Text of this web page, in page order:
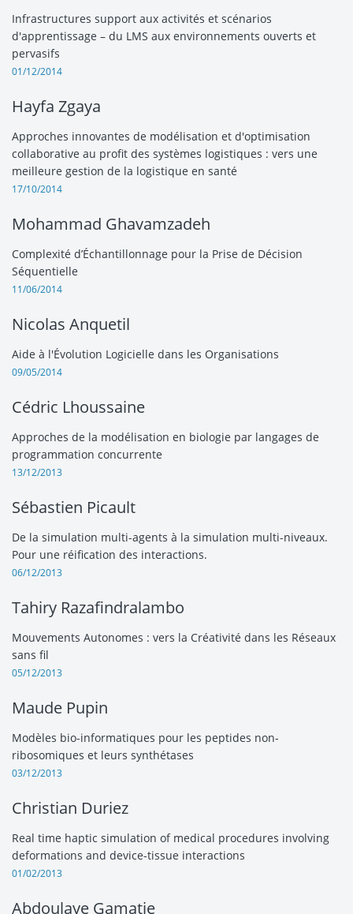
Infrastructures support aux activités et scénarios
d'apprentissage – du LMS aux environnements ouverts et
pervasifs
01/12/2014
Hayfa Zgaya
Approches innovantes de modélisation et d'optimisation
collaborative au profit des systèmes logistiques : vers une
meilleure gestion de la logistique en santé
17/10/2014
Mohammad Ghavamzadeh
Complexité d’Échantillonnage pour la Prise de Décision
Séquentielle
11/06/2014
Nicolas Anquetil
Aide à l'Évolution Logicielle dans les Organisations
09/05/2014
Cédric Lhoussaine
Approches de la modélisation en biologie par langages de
programmation concurrente
13/12/2013
Sébastien Picault
De la simulation multi-agents à la simulation multi-niveaux.
Pour une réification des interactions.
06/12/2013
Tahiry Razafindralambo
Mouvements Autonomes : vers la Créativité dans les Réseaux
sans fil
05/12/2013
Maude Pupin
Modèles bio-informatiques pour les peptides non-
ribosomiques et leurs synthétases
03/12/2013
Christian Duriez
Real time haptic simulation of medical procedures involving
deformations and device-tissue interactions
01/02/2013
Abdoulaye Gamatie